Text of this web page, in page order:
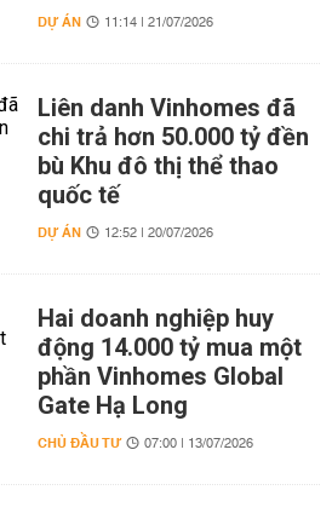
DỰ ÁN 11:14 | 21/07/2026
Liên danh Vinhomes đã
chi trả hơn 50.000 tỷ đền
bù Khu đô thị thể thao
quốc tế
DỰ ÁN 12:52 | 20/07/2026
Hai doanh nghiệp huy
động 14.000 tỷ mua một
phần Vinhomes Global
Gate Hạ Long
CHỦ ĐẦU TƯ 07:00 | 13/07/2026